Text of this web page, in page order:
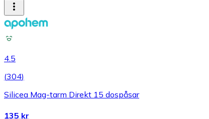
4.5
(304)
Silicea Mag-tarm Direkt 15 dospåsar
135 kr